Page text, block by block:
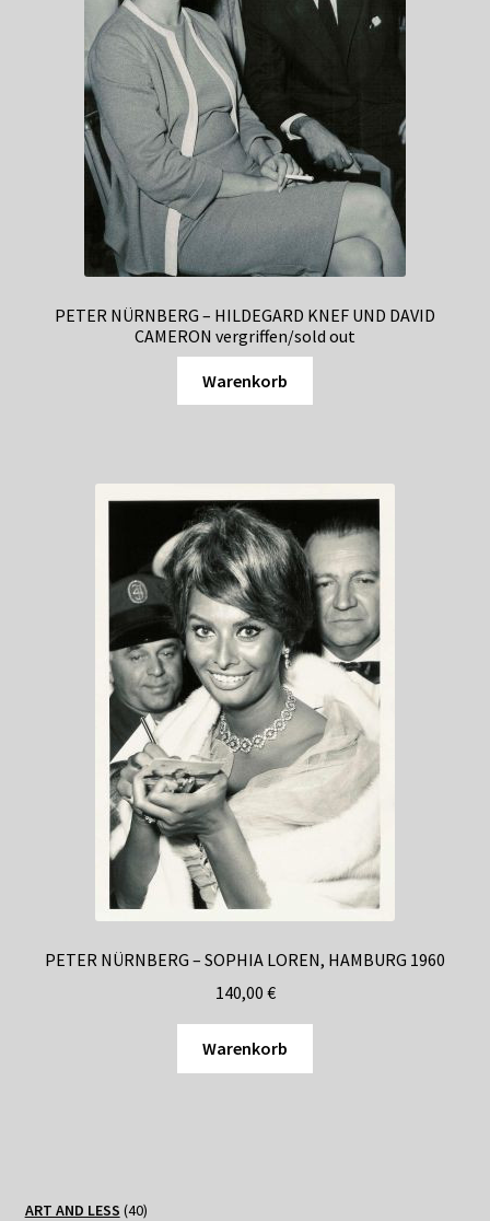
PETER NÜRNBERG – HILDEGARD KNEF UND DAVID
CAMERON vergriffen/sold out
Warenkorb
PETER NÜRNBERG – SOPHIA LOREN, HAMBURG 1960
140,00 €
Warenkorb
ART AND LESS 4040